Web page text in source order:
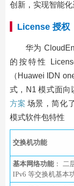
创新，实现智能化
License 授权
华为
的按特性
（Huawei IDN
式，N1 模式面向
方案 场景，简化
模式软件包特性
交换机功能
基本网络功能： 二
IPv6 等交换机基本